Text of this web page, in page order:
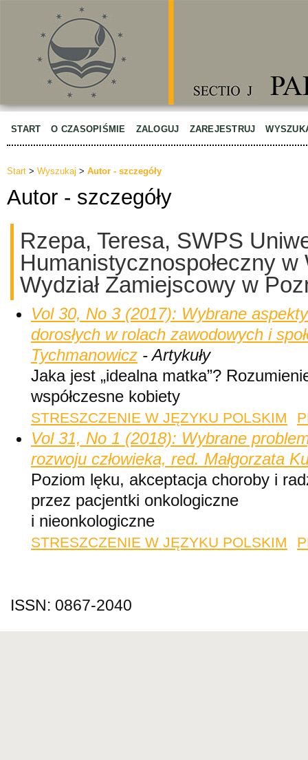
START O CZASOPIŚMIE ZALOGUJ ZAREJESTRUJ
Start > Wyszukaj > Autor - szczegóły
Autor - szczegóły
Rzepa, Teresa, SWPS
Humanistycznospołeczny w
Wydział Zamiejscowy w
Vol 30, No 3 (2017): Wybrane
dorosłych w rolach zawodowych i
Tychmanowicz - Artykuły
Jaka jest „idealna matka”?
współczesne kobiety
STRESZCZENIE W JĘZYKU POLSKIM
Vol 31, No 1 (2018): Wybrane
rozwoju człowieka, red. Małgorzata
Poziom lęku, akceptacja choroby i
przez pacjentki onkologiczne
i nieonkologiczne
STRESZCZENIE W JĘZYKU POLSKIM
ISSN: 0867-2040